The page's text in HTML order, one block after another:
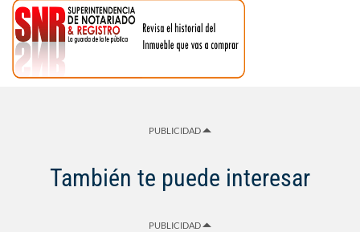
PUBLICIDAD
También te puede interesar
PUBLICIDAD